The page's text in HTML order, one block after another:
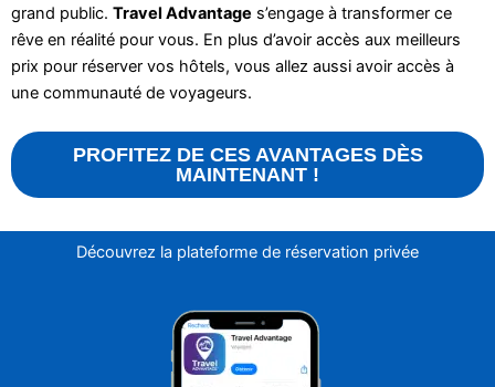
grand public. Travel Advantage s’engage à transformer ce
rêve en réalité pour vous. En plus d’avoir accès aux meilleurs
prix pour réserver vos hôtels, vous allez aussi avoir accès à
une communauté de voyageurs.
PROFITEZ DE CES AVANTAGES DÈS
MAINTENANT !
Découvrez la plateforme de réservation privée